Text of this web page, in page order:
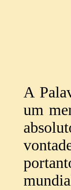
A
um